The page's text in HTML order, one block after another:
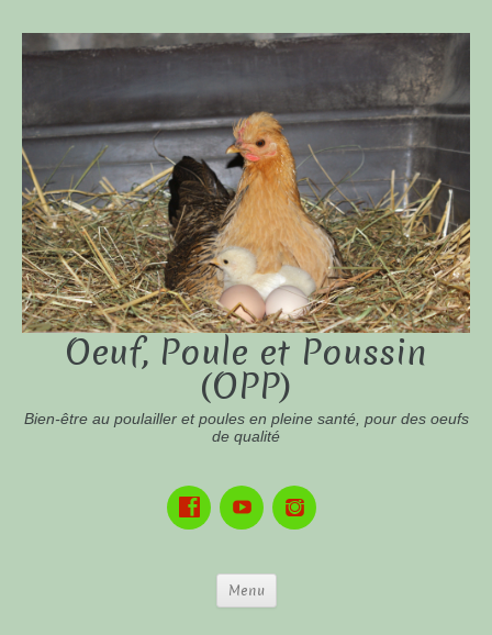
Oeuf, Poule et Poussin
(OPP)
Bien-être au poulailler et poules en pleine santé, pour des oeufs
de qualité
Menu